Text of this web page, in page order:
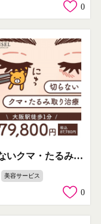
0
切らないクマ・たるみ取り治療
美容サービス
0